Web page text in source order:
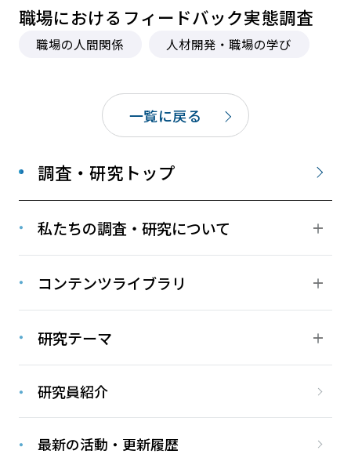
調査・研究トップ
私たちの調査・研究について
コンテンツライブラリ
研究テーマ
研究員紹介
最新の活動・更新履歴
職場におけるフィードバック実態調査
職場の人間関係 人材開発・職場の学び
一覧に戻る